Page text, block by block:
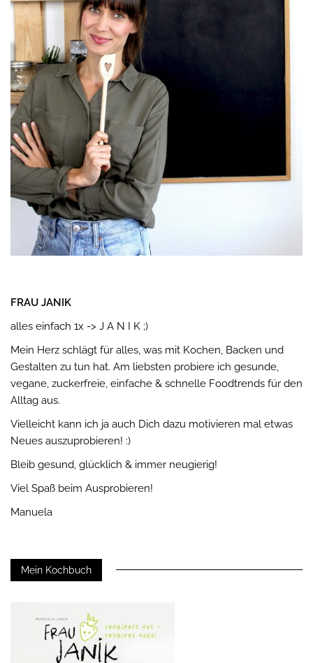
FRAU JANIK
alles einfach 1x -> J A N I K ;)
Mein Herz schlägt für alles, was mit Kochen, Backen und
Gestalten zu tun hat. Am liebsten probiere ich gesunde,
vegane, zuckerfreie, einfache & schnelle Foodtrends für den
Alltag aus.
Vielleicht kann ich ja auch Dich dazu motivieren mal etwas
Neues auszuprobieren! :)
Bleib gesund, glücklich & immer neugierig!
Viel Spaß beim Ausprobieren!
Manuela
Mein Kochbuch